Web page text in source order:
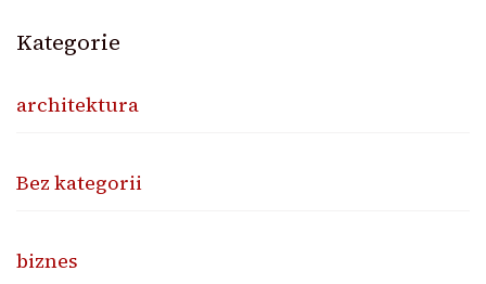
Kategorie
architektura
Bez kategorii
biznes